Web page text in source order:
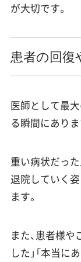
が大切です。
患者の回復
医師として最
る瞬間にありま
重い病状だっ
退院していく
ます。
また、患者様
した」「本当